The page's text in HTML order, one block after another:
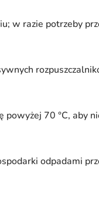
w razie potrzeby
70 °C, aby
odpadami